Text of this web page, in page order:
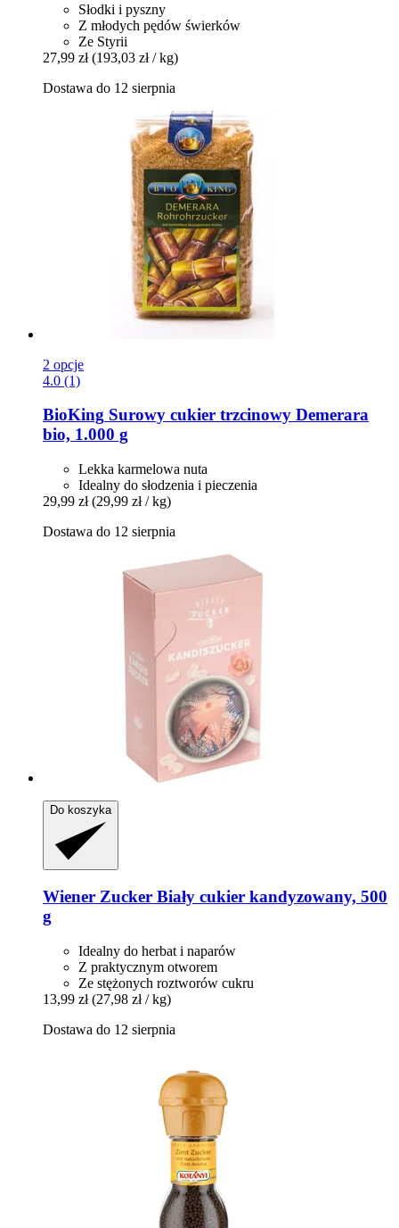
Słodki i pyszny
Z młodych pędów świerków
Ze Styrii
27,99 zł (193,03 zł / kg)
Dostawa do 12 sierpnia
2 opcje
4.0 (1)
BioKing Surowy cukier trzcinowy Demerara
bio, 1.000 g
Lekka karmelowa nuta
Idealny do słodzenia i pieczenia
29,99 zł (29,99 zł / kg)
Dostawa do 12 sierpnia
Do koszyka
Wiener Zucker Biały cukier kandyzowany, 500
g
Idealny do herbat i naparów
Z praktycznym otworem
Ze stężonych roztworów cukru
13,99 zł (27,98 zł / kg)
Dostawa do 12 sierpnia